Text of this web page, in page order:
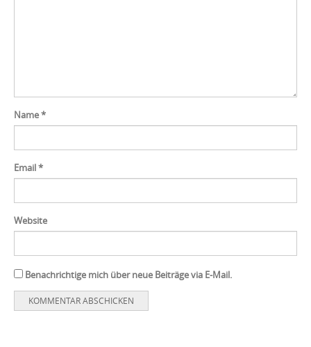
Name*
Email*
Website
Benachrichtige mich über neue Beiträge via E-Mail.